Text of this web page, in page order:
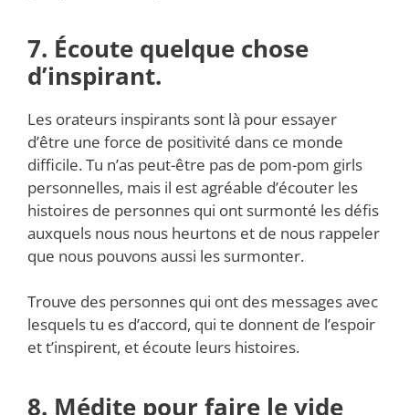
7. Écoute quelque chose
d’inspirant.
Les orateurs inspirants sont là pour essayer
d’être une force de positivité dans ce monde
difficile. Tu n’as peut-être pas de pom-pom girls
personnelles, mais il est agréable d’écouter les
histoires de personnes qui ont surmonté les défis
auxquels nous nous heurtons et de nous rappeler
que nous pouvons aussi les surmonter.
Trouve des personnes qui ont des messages avec
lesquels tu es d’accord, qui te donnent de l’espoir
et t’inspirent, et écoute leurs histoires.
8. Médite pour faire le vide